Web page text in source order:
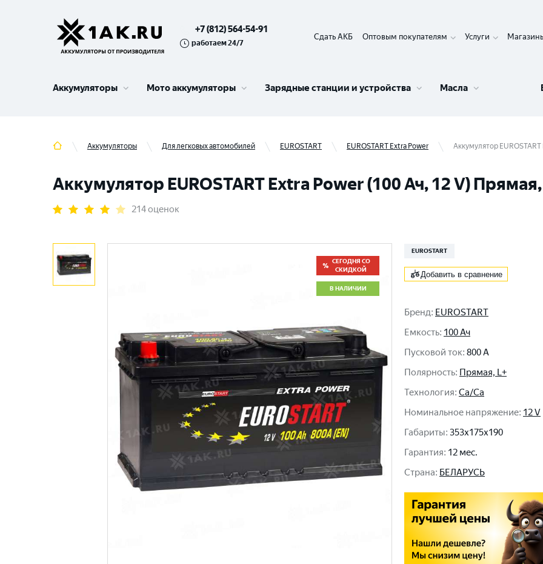
+7 (812) 564-54-91
работаем 24/7
Сдать АКБ Оптовым покупателям Услуги
Аккумуляторы Мото аккумуляторы Зарядные станции и устройства Масла
Аккумуляторы Для легковых автомобилей EUROSTART EUROSTART Extra Power Аккумулятор
Аккумулятор EUROSTART Extra Power (100 Ач, 12 V) Прямая,
214 оценок
СЕГОДНЯ СО
СКИДКОЙ
В НАЛИЧИИ
EUROSTART
Добавить в сравнение
Бренд: EUROSTART
Емкость: 100 Ач
Пусковой ток: 800 A
Полярность: Прямая, L+
Технология: Ca/Ca
Номинальное напряжение: 12 V
Габариты: 353x175x190
Гарантия: 12 мес.
Cтрана: БЕЛАРУСЬ